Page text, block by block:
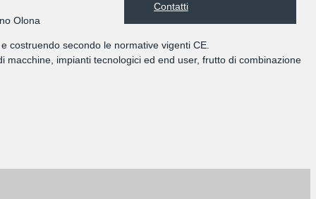
Contatti
Olona
costruendo secondo le normative vigenti CE.
impianti tecnologici ed end user, frutto di combinazione